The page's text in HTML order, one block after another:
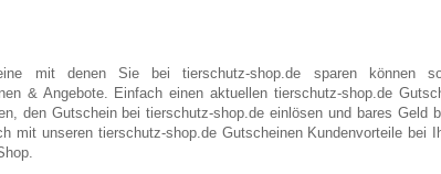
mit denen Sie bei tierschutz-shop.de sparen können
& Angebote. Einfach einen aktuellen tierschutz-shop.de
den Gutschein bei tierschutz-shop.de einlösen und bares Geld
mit unseren tierschutz-shop.de Gutscheinen Kundenvorteile bei